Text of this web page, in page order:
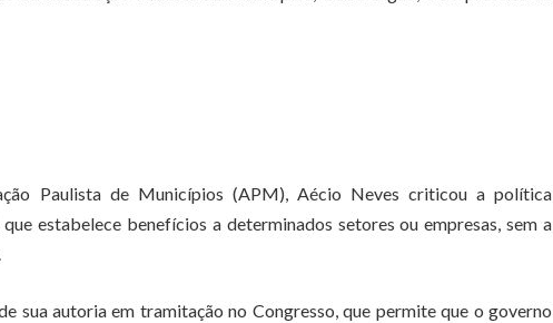
Paulista de Municípios (APM), Aécio Neves criticou a política
estabelece benefícios a determinados setores ou empresas, sem a
sua autoria em tramitação no Congresso, que permite que o governo